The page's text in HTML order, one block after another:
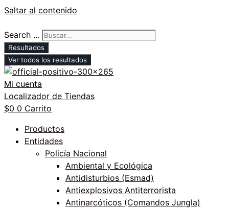
Saltar al contenido
Search ...
Resultados
Ver todos los resultados
Mi cuenta
Localizador de Tiendas
$0 0 Carrito
Productos
Entidades
Policía Nacional
Ambiental y Ecológica
Antidisturbios (Esmad)
Antiexplosivos Antiterrorista
Antinarcóticos (Comandos Jungla)